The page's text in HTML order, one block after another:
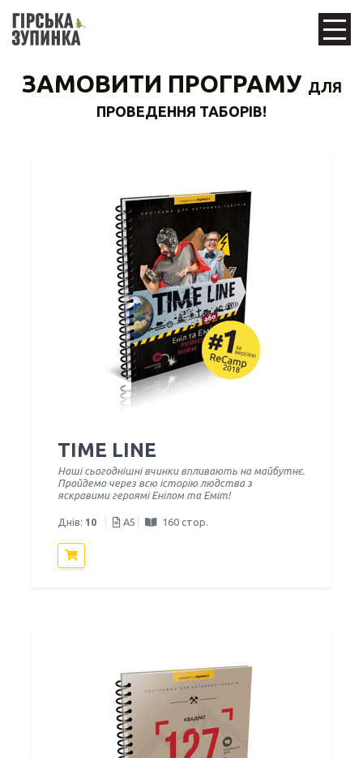
ЗАМОВИТИ ПРОГРАМУ ДЛЯ
ПРОВЕДЕННЯ ТАБОРІВ!
TIME LINE
Наші сьогоднішні вчинки впливають на майбутнє.
Пройдемо через всю історію людства з
яскравими героямі Енілом та Еміт!
Днів: 10 A5 160 стор.